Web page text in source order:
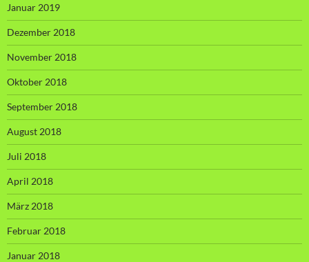
Januar 2019
Dezember 2018
November 2018
Oktober 2018
September 2018
August 2018
Juli 2018
April 2018
März 2018
Februar 2018
Januar 2018